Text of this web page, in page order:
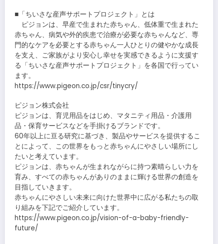
■「ちいさな産声サポートプロジェクト」とは
ピジョンは、早産で生まれた赤ちゃん、低体重で生まれた
赤ちゃん、病気や外的疾患で治療が必要な赤ちゃんなど、専
門的なケアを必要とする赤ちゃん一人ひとりの健やかな成長
を支え、ご家族がより安心し幸せを実感できるように支援す
る「ちいさな産声サポートプロジェクト」を各国で行ってい
ます。
https://www.pigeon.co.jp/csr/tinycry/
ピジョン株式会社
ピジョンは、育児用品をはじめ、マタニティ用品・介護用
品・保育サービスなどを手掛けるブランドです。
60年以上に亘る研究に基づき、製品やサービスを提供するこ
とによって、この世界をもっと赤ちゃんにやさしい場所にし
たいと考えています。
ピジョンは、赤ちゃんが生まれながらに持つ素晴らしい力を
育み、すべての赤ちゃんがありのままに輝ける世界の創造を
目指していきます。
赤ちゃんにやさしい未来に向けた世界中に広がる私たちの取
り組みを下記でご紹介しています。
https://www.pigeon.co.jp/vision-of-a-baby-friendly-
future/